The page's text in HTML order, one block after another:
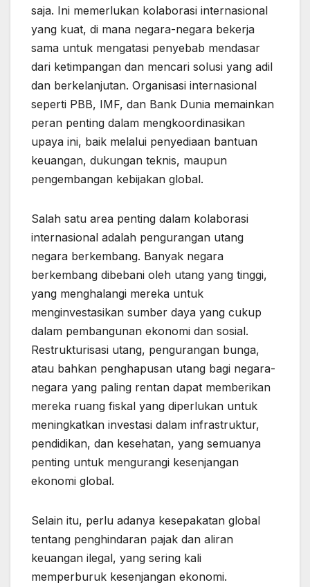
saja. Ini memerlukan kolaborasi internasional
yang kuat, di mana negara-negara bekerja
sama untuk mengatasi penyebab mendasar
dari ketimpangan dan mencari solusi yang adil
dan berkelanjutan. Organisasi internasional
seperti PBB, IMF, dan Bank Dunia memainkan
peran penting dalam mengkoordinasikan
upaya ini, baik melalui penyediaan bantuan
keuangan, dukungan teknis, maupun
pengembangan kebijakan global.
Salah satu area penting dalam kolaborasi
internasional adalah pengurangan utang
negara berkembang. Banyak negara
berkembang dibebani oleh utang yang tinggi,
yang menghalangi mereka untuk
menginvestasikan sumber daya yang cukup
dalam pembangunan ekonomi dan sosial.
Restrukturisasi utang, pengurangan bunga,
atau bahkan penghapusan utang bagi negara-
negara yang paling rentan dapat memberikan
mereka ruang fiskal yang diperlukan untuk
meningkatkan investasi dalam infrastruktur,
pendidikan, dan kesehatan, yang semuanya
penting untuk mengurangi kesenjangan
ekonomi global.
Selain itu, perlu adanya kesepakatan global
tentang penghindaran pajak dan aliran
keuangan ilegal, yang sering kali
memperburuk kesenjangan ekonomi.